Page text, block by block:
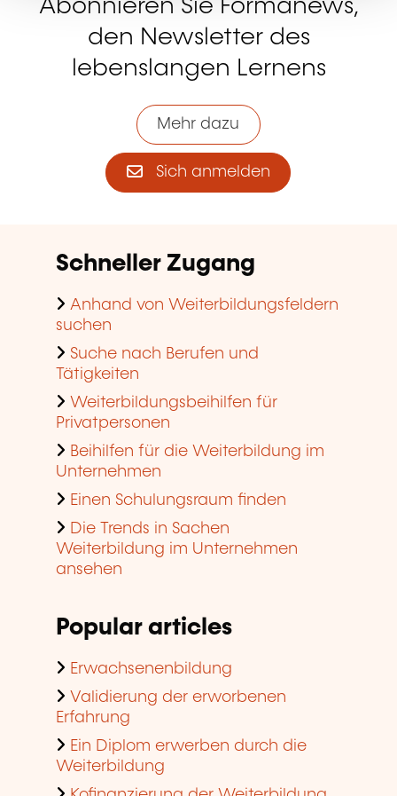
Abonnieren Sie Formanews,
den Newsletter des
lebenslangen Lernens
Mehr dazu
Sich anmelden
Schneller Zugang
Anhand von Weiterbildungsfeldern
suchen
Suche nach Berufen und
Tätigkeiten
Weiterbildungsbeihilfen für
Privatpersonen
Beihilfen für die Weiterbildung im
Unternehmen
Einen Schulungsraum finden
Die Trends in Sachen
Weiterbildung im Unternehmen
ansehen
Popular articles
Erwachsenenbildung
Validierung der erworbenen
Erfahrung
Ein Diplom erwerben durch die
Weiterbildung